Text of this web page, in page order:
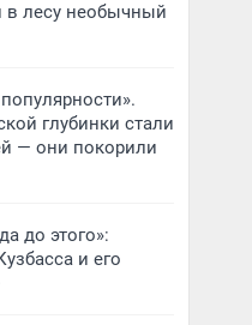
лесу необычный
глубинки стали
— они покорили
до этого»:
и его